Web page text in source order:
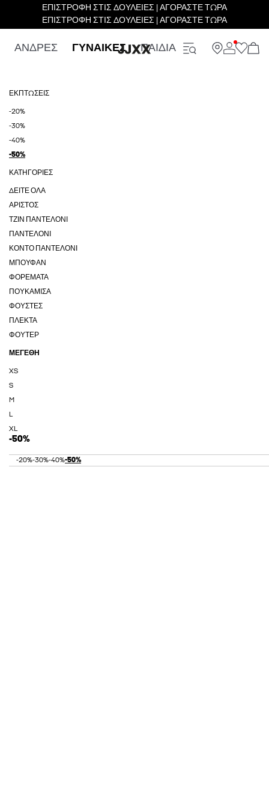
ΕΠΙΣΤΡΟΦΗ ΣΤΙΣ ΔΟΥΛΕΙΕΣ | ΑΓΟΡΑΣΤΕ ΤΩΡΑ
ΕΠΙΣΤΡΟΦΗ ΣΤΙΣ ΔΟΥΛΕΙΕΣ | ΑΓΟΡΑΣΤΕ ΤΩΡΑ
ΑΝΔΡΕΣ ΓΥΝΑΙΚΕΣ ΠΑΙΔΙΑ
ΕΚΠΤΏΣΕΙΣ
-20%
-30%
-40%
-50%
ΚΑΤΗΓΟΡΊΕΣ
ΔΕΊΤΕ ΌΛΑ
ΑΡΙΣΤΟΣ
ΤΖΙΝ ΠΑΝΤΕΛΌΝΙ
ΠΑΝΤΕΛΌΝΙ
ΚΟΝΤΌ ΠΑΝΤΕΛΌΝΙ
ΜΠΟΥΦΆΝ
ΦΟΡΈΜΑΤΑ
ΠΟΥΚΆΜΙΣΑ
ΦΟΎΣΤΕΣ
ΠΛΕΚΤΆ
ΦΟΎΤΕΡ
ΜΕΓΈΘΗ
XS
S
M
L
XL
-50%
-20%-30%-40%-50%